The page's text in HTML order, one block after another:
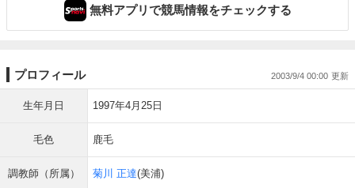
無料アプリで競馬情報をチェックする
プロフィール 2003/9/4 00:00
生年月日 1997年4月25日
毛色 鹿毛
調教師（所属） 菊川 正達(美浦)